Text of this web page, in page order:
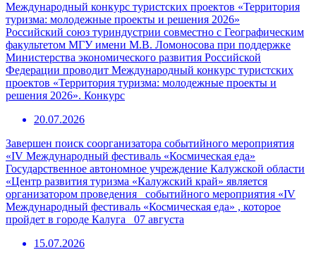
Международный конкурс туристских проектов «Территория
туризма: молодежные проекты и решения 2026»
Российский союз туриндустрии совместно с Географическим
факультетом МГУ имени М.В. Ломоносова при поддержке
Министерства экономического развития Российской
Федерации проводит Международный конкурс туристских
проектов «Территория туризма: молодежные проекты и
решения 2026». Конкурс
20.07.2026
Завершен поиск соорганизатора событийного мероприятия
«IV Международный фестиваль «Космическая еда»
Государственное автономное учреждение Калужской области
«Центр развития туризма «Калужский край» является
организатором проведения событийного мероприятия «IV
Международный фестиваль «Космическая еда» , которое
пройдет в городе Калуга 07 августа
15.07.2026